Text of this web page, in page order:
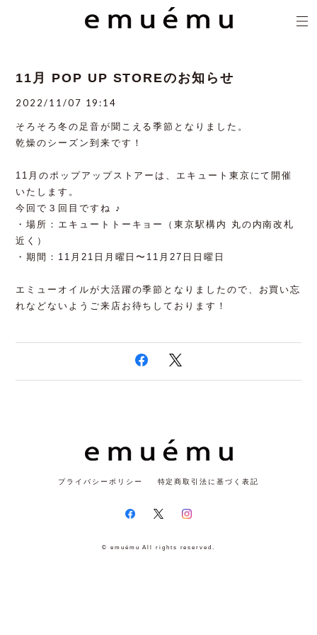
11月 POP UP STOREのお知らせ
2022/11/07 19:14
そろそろ冬の足音が聞こえる季節となりました。
乾燥のシーズン到来です！
11月のポップアップストアーは、エキュート東京にて開催
いたします。
今回で３回目ですね ♪
・場所：エキュートトーキョー（東京駅構内 丸の内南改札
近く）
・期間：11月21日月曜日〜11月27日日曜日
エミューオイルが大活躍の季節となりましたので、お買い忘
れなどないようご来店お待ちしております！
プライバシーポリシー 特定商取引法に基づく表記
© emuému All rights reserved.